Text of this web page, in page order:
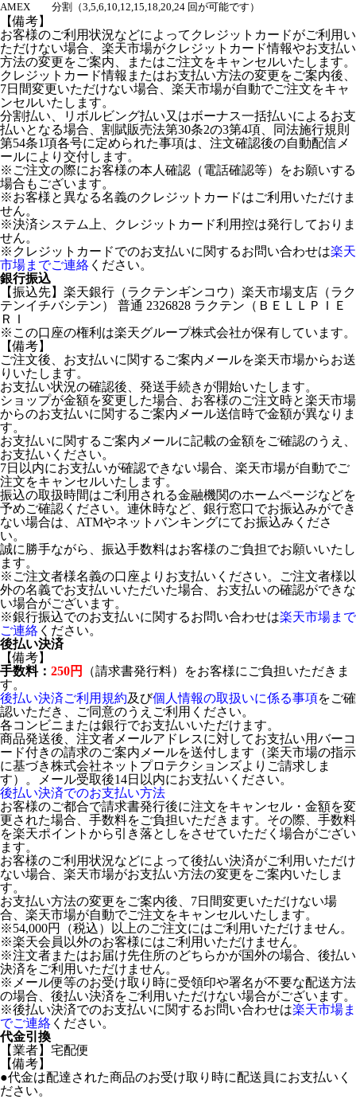
AMEX
分割（3,5,6,10,12,15,18,20,24 回が可能です）
【備考】
お客様のご利用状況などによってクレジットカードがご利用い
ただけない場合、楽天市場がクレジットカード情報やお支払い
方法の変更をご案内、またはご注文をキャンセルいたします。
クレジットカード情報またはお支払い方法の変更をご案内後、
7日間変更いただけない場合、楽天市場が自動でご注文をキャ
ンセルいたします。
分割払い、リボルビング払い又はボーナス一括払いによるお支
払いとなる場合、割賦販売法第30条2の3第4項、同法施行規則
第54条1項各号に定められた事項は、注文確認後の自動配信メ
ールにより交付します。
※ご注文の際にお客様の本人確認（電話確認等）をお願いする
場合もございます。
※お客様と異なる名義のクレジットカードはご利用いただけま
せん。
※決済システム上、クレジットカード利用控は発行しておりま
せん。
※クレジットカードでのお支払いに関するお問い合わせは楽天
市場までご連絡 ください。
銀行振込
【振込先】楽天銀行（ラクテンギンコウ）楽天市場支店（ラク
テンイチバシテン） 普通 2326828 ラクテン（ＢＥＬＬＰＩＥ
ＲＩ
※この口座の権利は楽天グループ株式会社が保有しています。
【備考】
ご注文後、お支払いに関するご案内メールを楽天市場からお送
りいたします。
お支払い状況の確認後、発送手続きが開始いたします。
ショップが金額を変更した場合、お客様のご注文時と楽天市場
からのお支払いに関するご案内メール送信時で金額が異なりま
す。
お支払いに関するご案内メールに記載の金額をご確認のうえ、
お支払いください。
7日以内にお支払いが確認できない場合、楽天市場が自動でご
注文をキャンセルいたします。
振込の取扱時間はご利用される金融機関のホームページなどを
予めご確認ください。連休時など、銀行窓口でお振込みができ
ない場合は、ATMやネットバンキングにてお振込みくださ
い。
誠に勝手ながら、振込手数料はお客様のご負担でお願いいたし
ます。
※ご注文者様名義の口座よりお支払いください。ご注文者様以
外の名義でお支払いいただいた場合、お支払いの確認ができな
い場合がございます。
※銀行振込でのお支払いに関するお問い合わせは楽天市場まで
ご連絡 ください。
後払い決済
【備考】
手数料： 250円
（請求書発行料）をお客様にご負担いただきま
す。
後払い決済ご利用規約及び個人情報の取扱いに係る事項をご確
認いただき、ご同意のうえご利用ください。
各コンビニまたは銀行でお支払いいただけます。
商品発送後、注文者メールアドレスに対してお支払い用バーコ
ード付きの請求のご案内メールを送付します（楽天市場の指示
に基づき株式会社ネットプロテクションズよりご請求しま
す）。メール受取後14日以内にお支払いください。
後払い決済でのお支払い方法
お客様のご都合で請求書発行後に注文をキャンセル・金額を変
更された場合、手数料をご負担いただきます。その際、手数料
を楽天ポイントから引き落としをさせていただく場合がござい
ます。
お客様のご利用状況などによって後払い決済がご利用いただけ
ない場合、楽天市場がお支払い方法の変更をご案内いたしま
す。
お支払い方法の変更をご案内後、7日間変更いただけない場
合、楽天市場が自動でご注文をキャンセルいたします。
※54,000円（税込）以上のご注文にはご利用いただけません。
※楽天会員以外のお客様にはご利用いただけません。
※注文者またはお届け先住所のどちらかが国外の場合、後払い
決済をご利用いただけません。
※メール便等のお受け取り時に受領印や署名が不要な配送方法
の場合、後払い決済をご利用いただけない場合がございます。
※後払い決済でのお支払いに関するお問い合わせは楽天市場ま
でご連絡 ください。
代金引換
【業者】宅配便
【備考】
●代金は配達された商品のお受け取り時に配送員にお支払いく
ださい。